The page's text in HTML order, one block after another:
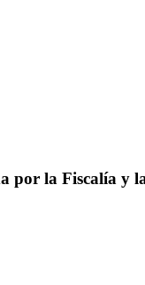
la Fiscalía y